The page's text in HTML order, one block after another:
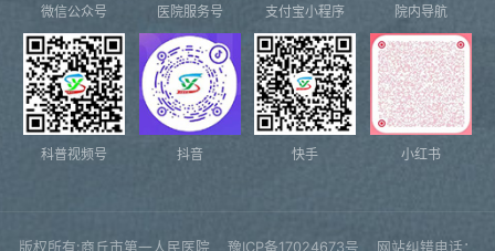
微信公众号 医院服务号 支付宝小程序 院内导航
科普视频号 抖音 快手 小红书
版权所有:商丘市第一人民医院 豫ICP备17024673号 网站纠错电话：